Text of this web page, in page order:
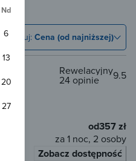
Nd
6
13
20
27
Sortuj: Cena (od najniższej)
9.5
Rewelacyjny
24 opinie
od357 zł
za 1 noc, 2 osoby
Zobacz dostępność